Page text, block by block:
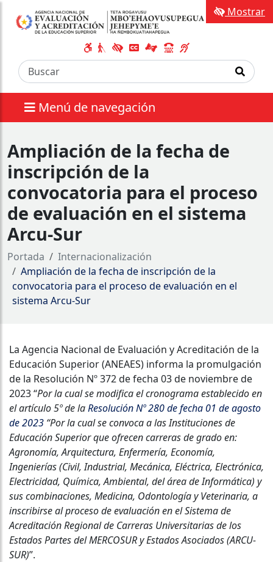
Menú de navegación
Mostrar
Ampliación de la fecha de
inscripción de la
convocatoria para el proceso
de evaluación en el sistema
Arcu-Sur
Portada
Internacionalización
Ampliación de la fecha de inscripción de la
convocatoria para el proceso de evaluación en el
sistema Arcu-Sur
La Agencia Nacional de Evaluación y Acreditación de la
Educación Superior (ANEAES) informa la promulgación
de la Resolución Nº 372 de fecha 03 de noviembre de
2023 “Por la cual se modifica el cronograma establecido en
el artículo 5º de laResolución Nº 280 de fecha 01 de agosto
de 2023 “Por la cual se convoca a las Instituciones de
Educación Superior que ofrecen carreras de grado en:
Agronomía, Arquitectura, Enfermería, Economía,
Ingenierías (Civil, Industrial, Mecánica, Eléctrica, Electrónica,
Electricidad, Química, Ambiental, del área de Informática) y
sus combinaciones, Medicina, Odontología y Veterinaria, a
inscribirse al proceso de evaluación en el Sistema de
Acreditación Regional de Carreras Universitarias de los
Estados Partes del MERCOSUR y Estados Asociados (ARCU-
SUR)”.